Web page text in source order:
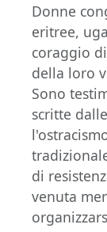
Donne
eritree,
coraggio
della loro
Sono
scritte
di
venuta